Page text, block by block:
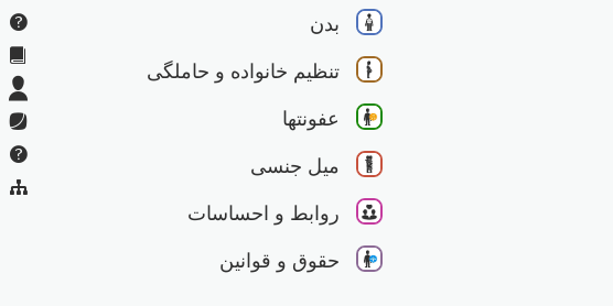
بدن
تنظیم خانواده و حاملگی
عفونتها
میل جنسی
روابط و احساسات
حقوق و قوانین